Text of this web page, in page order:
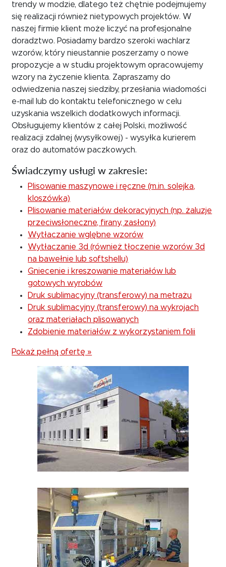
trendy w modzie, dlatego też chętnie podejmujemy
się realizacji również nietypowych projektów. W
naszej firmie klient może liczyć na profesjonalne
doradztwo. Posiadamy bardzo szeroki wachlarz
wzorów, który nieustannie poszerzamy o nowe
propozycje a w studiu projektowym opracowujemy
wzory na życzenie klienta. Zapraszamy do
odwiedzenia naszej siedziby, przesłania wiadomości
e-mail lub do kontaktu telefonicznego w celu
uzyskania wszelkich dodatkowych informacji.
Obsługujemy klientów z całej Polski, możliwość
realizacji zdalnej (wysyłkowej) - wysyłka kurierem
oraz do automatów paczkowych.
Świadczymy usługi w zakresie:
Plisowanie maszynowe i ręczne (m.in. solejka,
kloszówka)
Plisowanie materiałów dekoracyjnych (np. żaluzje
przeciwsłoneczne, firany, zasłony)
Wytłaczanie wglębne wzorów
Wytłaczanie 3d (również tłoczenie wzorów 3d
na bawełnie lub softshellu)
Gniecenie i kreszowanie materiałów lub
gotowych wyrobów
Druk sublimacyjny (transferowy) na metrażu
Druk sublimacyjny (transferowy) na wykrojach
oraz materiałach plisowanych
Zdobienie materiałów z wykorzystaniem folii
Pokaż pełną ofertę »